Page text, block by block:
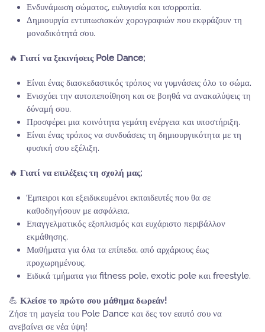
Ενδυνάμωση σώματος, ευλυγισία και ισορροπία.
Δημιουργία εντυπωσιακών χορογραφιών που εκφράζουν τη
μοναδικότητά σου.
🔥 Γιατί να ξεκινήσεις Pole Dance;
Είναι ένας διασκεδαστικός τρόπος να γυμνάσεις όλο το σώμα.
Ενισχύει την αυτοπεποίθηση και σε βοηθά να ανακαλύψεις τη
δύναμή σου.
Προσφέρει μια κοινότητα γεμάτη ενέργεια και υποστήριξη.
Είναι ένας τρόπος να συνδυάσεις τη δημιουργικότητα με τη
φυσική σου εξέλιξη.
🔥 Γιατί να επιλέξεις τη σχολή μας;
Έμπειροι και εξειδικευμένοι εκπαιδευτές που θα σε
καθοδηγήσουν με ασφάλεια.
Επαγγελματικός εξοπλισμός και ευχάριστο περιβάλλον
εκμάθησης.
Μαθήματα για όλα τα επίπεδα, από αρχάριους έως
προχωρημένους.
Ειδικά τμήματα για fitness pole, exotic pole και freestyle.
💪 Κλείσε το πρώτο σου μάθημα δωρεάν!
Ζήσε τη μαγεία του Pole Dance και δες τον εαυτό σου να
ανεβαίνει σε νέα ύψη!